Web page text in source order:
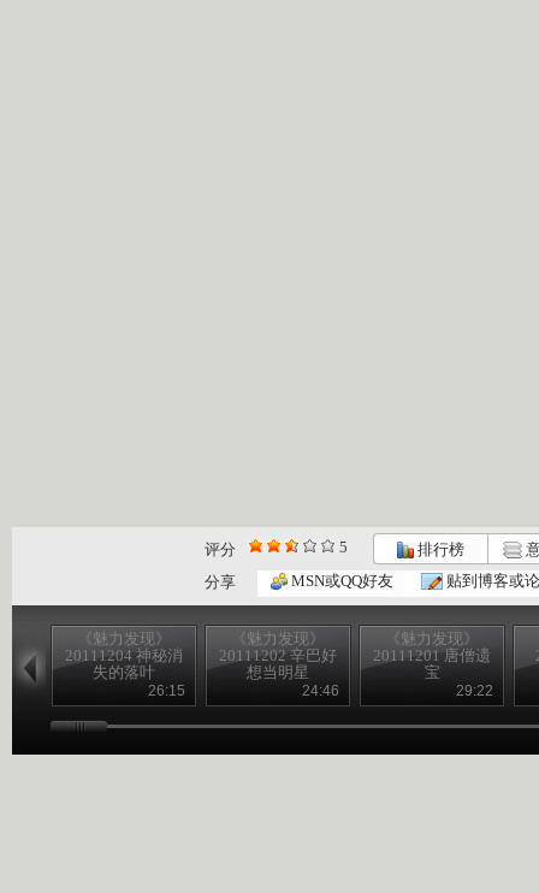
评分 5 排行榜
分享
MSN或QQ好友 贴到博客或
《魅力发现》
20111204 神秘消
失的落叶
26:15
《魅力发现》
20111202 辛巴好
想当明星
24:46
《魅力发现》
20111201 唐僧遗
宝
29:22